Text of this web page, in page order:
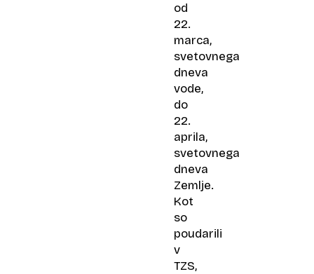
od
22.
marca,
svetovnega
dneva
vode,
do
22.
aprila,
svetovnega
dneva
Zemlje.
Kot
so
poudarili
v
TZS,